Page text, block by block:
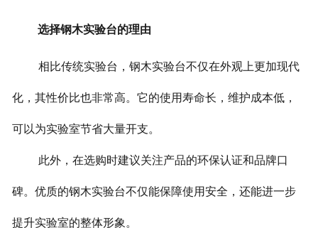
选择钢木实验台的理由
相比传统实验台，钢木实验台不仅在外观上更加现代
化，其性价比也非常高。它的使用寿命长，维护成本低，
可以为实验室节省大量开支。
此外，在选购时建议关注产品的环保认证和品牌口
碑。优质的钢木实验台不仅能保障使用安全，还能进一步
提升实验室的整体形象。